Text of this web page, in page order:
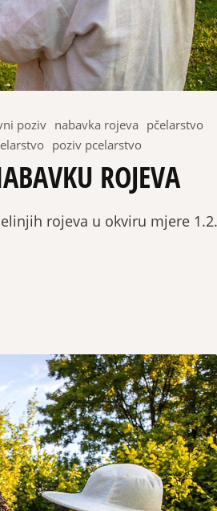
poziv nabavka rojeva pčelarstvo
poziv pcelarstvo
ROJEVA
rojeva u okviru mjere 1.2.